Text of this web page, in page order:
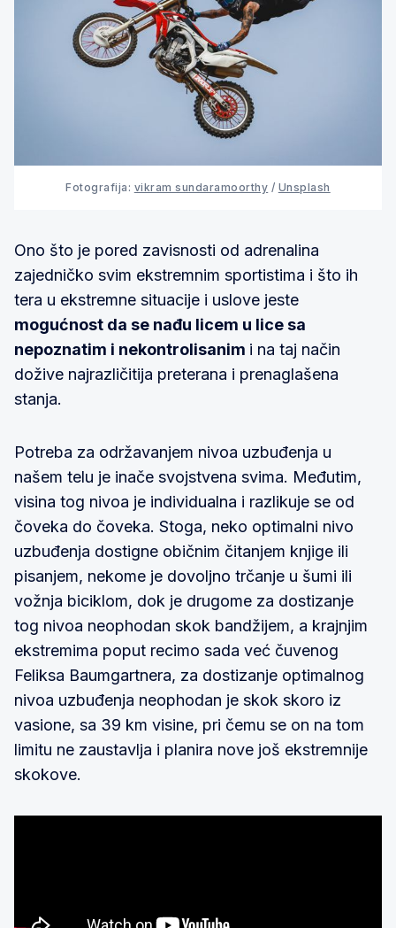
Fotografija: vikram sundaramoorthy / Unsplash
Ono što je pored zavisnosti od adrenalina
zajedničko svim ekstremnim sportistima i što ih
tera u ekstremne situacije i uslove jeste
mogućnost da se nađu licem u lice sa
nepoznatim i nekontrolisanim i na taj način
dožive najrazličitija preterana i prenaglašena
stanja.
Potreba za održavanjem nivoa uzbuđenja u
našem telu je inače svojstvena svima. Međutim,
visina tog nivoa je individualna i razlikuje se od
čoveka do čoveka. Stoga, neko optimalni nivo
uzbuđenja dostigne običnim čitanjem knjige ili
pisanjem, nekome je dovoljno trčanje u šumi ili
vožnja biciklom, dok je drugome za dostizanje
tog nivoa neophodan skok bandžijem, a krajnjim
ekstremima poput recimo sada već čuvenog
Feliksa Baumgartnera, za dostizanje optimalnog
nivoa uzbuđenja neophodan je skok skoro iz
vasione, sa 39 km visine, pri čemu se on na tom
limitu ne zaustavlja i planira nove još ekstremnije
skokove.